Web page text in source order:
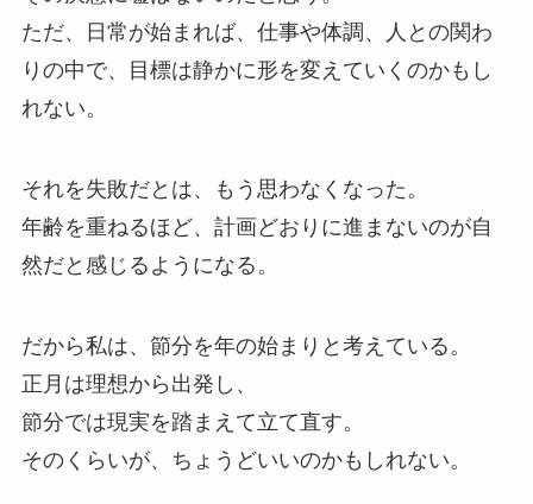
ただ、日常が始まれば、仕事や体調、人との関わ
りの中で、目標は静かに形を変えていくのかもし
れない。
それを失敗だとは、もう思わなくなった。
年齢を重ねるほど、計画どおりに進まないのが自
然だと感じるようになる。
だから私は、節分を年の始まりと考えている。
正月は理想から出発し、
節分では現実を踏まえて立て直す。
そのくらいが、ちょうどいいのかもしれない。